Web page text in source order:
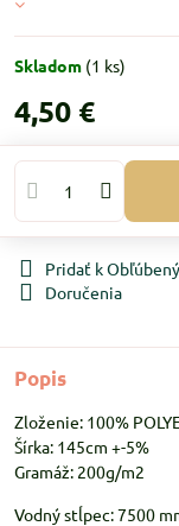
Skladom (1 ks)
4,50 €
Pridať k
Doručenia
Popis
Zloženie: 100%
Šírka: 145cm +-5%
Gramáž: 200g/m2
Vodný stĺpec: 7500